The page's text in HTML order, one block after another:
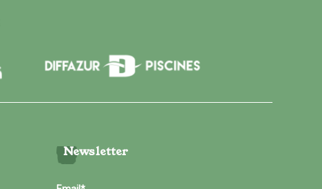
Newsletter